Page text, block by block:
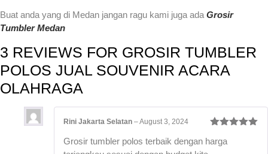
Buat anda yang di Medan jangan ragu kami juga ada Grosir
Tumbler Medan
3 REVIEWS FOR GROSIR TUMBLER
POLOS JUAL SOUVENIR ACARA
OLAHRAGA
of 5
Rini Jakarta Selatan –August 3, 2024
Grosir tumbler polos terbaik dengan harga